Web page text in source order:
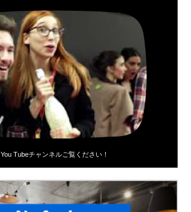
You Tubeチャンネルご覧ください！